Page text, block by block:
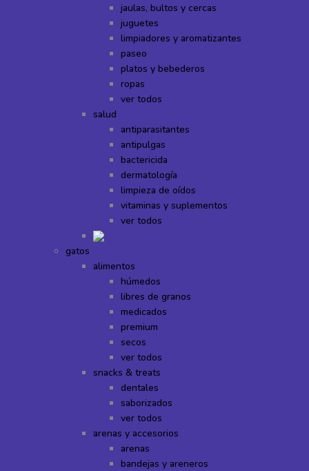
jaulas, bultos y cercas
juguetes
limpiadores y aromatizantes
paseo
platos y bebederos
ropas
ver todos
salud
antiparasitantes
antipulgas
bactericida
dermatología
limpieza de oídos
vitaminas y suplementos
ver todos
gatos
alimentos
húmedos
libres de granos
medicados
premium
secos
ver todos
snacks & treats
dentales
saborizados
ver todos
arenas y accesorios
arenas
bandejas y areneros